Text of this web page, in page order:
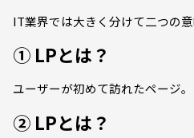
IT業界では大きく分けて二つの意
① LPとは？
ユーザーが初めて訪れたページ。
② LPとは？